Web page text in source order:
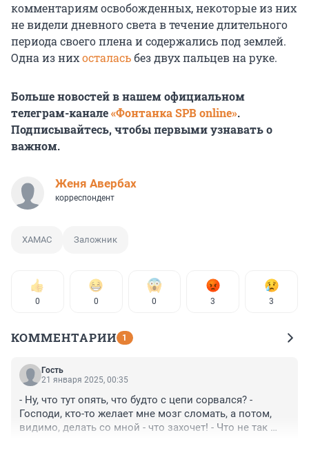
комментариям освобожденных, некоторые из них
не видели дневного света в течение длительного
периода своего плена и содержались под землей.
Одна из нихосталасьбез двух пальцев на руке.
Больше новостей в нашем официальном
телеграм-канале«Фонтанка SPB online».
Подписывайтесь, чтобы первыми узнавать о
важном.
Женя Авербах
корреспондент
ХАМАС Заложник
0 0 0 3 3
КОММЕНТАРИИ 1
Гость
21 января 2025, 00:35
- Ну, что тут опять, что будто с цепи сорвался? -
Господи, кто-то желает мне мозг сломать, а потом,
видимо, делать со мной - что захочет! - Что не так